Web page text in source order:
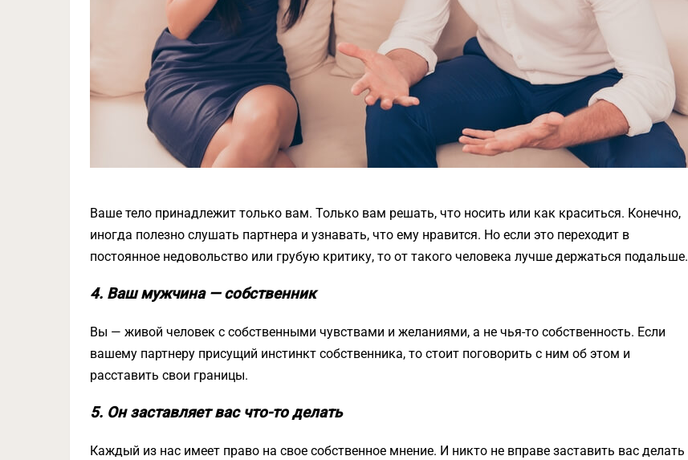
Ваше тело принадлежит только вам. Только вам решать, что носить или как краситься. Конечно,
иногда полезно слушать партнера и узнавать, что ему нравится. Но если это переходит в
постоянное недовольство или грубую критику, то от такого человека лучше держаться подальше.
4. Ваш мужчина — собственник
Вы — живой человек с собственными чувствами и желаниями, а не чья-то собственность. Если
вашему партнеру присущий инстинкт собственника, то стоит поговорить с ним об этом и
расставить свои границы.
5. Он заставляет вас что-то делать
Каждый из нас имеет право на свое собственное мнение. И никто не вправе заставить вас делать